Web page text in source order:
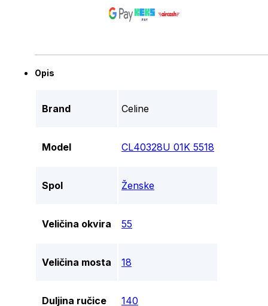
Opis
Brand Celine
Model CL40328U 01K 5518
Spol Ženske
Veličina okvira 55
Veličina mosta 18
Duljina ručice 140